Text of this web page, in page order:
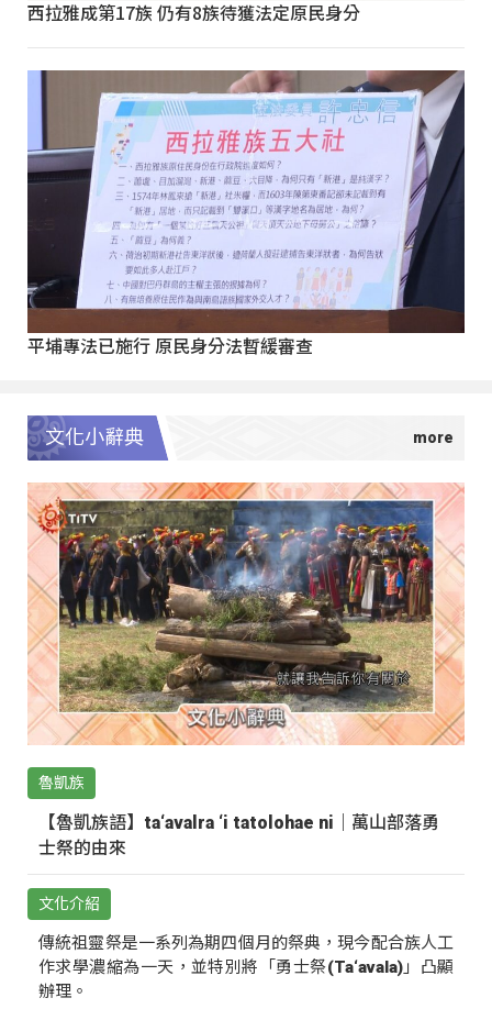
西拉雅成第17族 仍有8族待獲法定原民身分
平埔專法已施行 原民身分法暫緩審查
文化小辭典
魯凱族
【魯凱族語】ta‘avalra ‘i tatolohae ni｜萬山部落勇
士祭的由來
文化介紹
傳統祖靈祭是一系列為期四個月的祭典，現今配合族人工
作求學濃縮為一天，並特別將「勇士祭(Ta‘avala)」凸顯
辦理。